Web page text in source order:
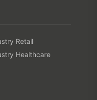
Retail
Healthcare